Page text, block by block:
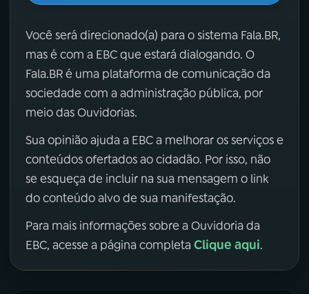
Você será direcionado(a) para o sistema Fala.BR,
mas é com a EBC que estará dialogando. O
Fala.BR é uma plataforma de comunicação da
sociedade com a administração pública, por
meio das Ouvidorias.
Sua opinião ajuda a EBC a melhorar os serviços e
conteúdos ofertados ao cidadão. Por isso, não
se esqueça de incluir na sua mensagem o link
do conteúdo alvo de sua manifestação.
Para mais informações sobre a Ouvidoria da
EBC, acesse a página completa Clique aqui.